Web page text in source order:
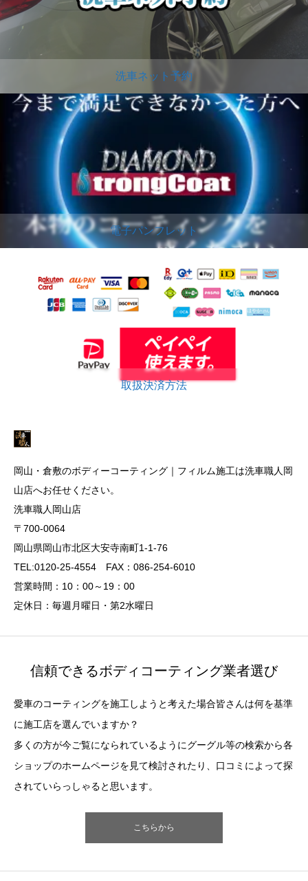
洗車ネット予約
電子パンフレット
取扱決済方法
岡山・倉敷のボディーコーティング｜フィルム施工は洗車職人岡
山店へお任せください。
洗車職人岡山店
〒700-0064
岡山県岡山市北区大安寺南町1-1-76
TEL:0120-25-4554 FAX：086-254-6010
営業時間：10：00～19：00
定休日：毎週月曜日・第2水曜日
信頼できるボディコーティング業者選び
愛車のコーティングを施工しようと考えた場合皆さんは何を基準
に施工店を選んでいますか？
多くの方が今ご覧になられているようにグーグル等の検索から各
ショップのホームページを見て検討されたり、口コミによって探
されていらっしゃると思います。
こちらから